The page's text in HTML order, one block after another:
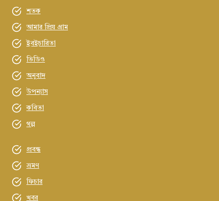
শতক
আমার প্রিয় গ্রাম
ইবইচারিতা
ভিডিও
অনুবাদ
উপন্যাস
কবিতা
গল্প
প্রবন্ধ
ভ্রমণ
ফিচার
খবর